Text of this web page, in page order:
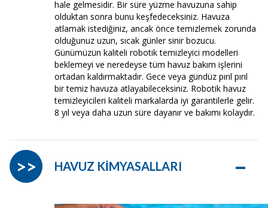
hale gelmesidir. Bir süre yüzme havuzuna sahip
olduktan sonra bunu keşfedeceksiniz. Havuza
atlamak istediğiniz, ancak önce temizlemek zorunda
olduğunuz uzun, sıcak günler sinir bozucu.
Günümüzün kaliteli robotik temizleyici modelleri
beklemeyi ve neredeyse tüm havuz bakım işlerini
ortadan kaldırmaktadır. Gece veya gündüz pırıl pırıl
bir temiz havuza atlayabileceksiniz. Robotik havuz
temizleyicileri kaliteli markalarda iyi garantilerle gelir.
8 yıl veya daha uzun süre dayanır ve bakımı kolaydır.
HAVUZ KİMYASALLARI –
>>